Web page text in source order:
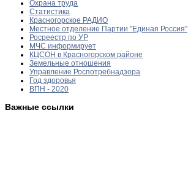
Охрана труда
Статистика
Красногорское РАДИО
Местное отделение Партии "Единая Россия"
Росреестр по УР
МЧС информирует
КЦСОН в Красногорском районе
Земельные отношения
Управление Роспотребнадзора
Год здоровья
ВПН - 2020
Важные ссылки